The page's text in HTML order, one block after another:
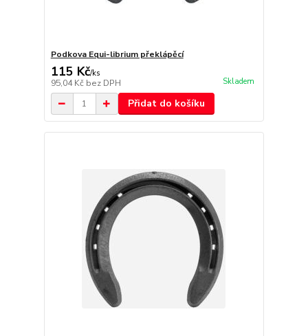
Podkova Equi-librium překlápěcí
115 Kč/ks
95,04 Kč bez DPH Skladem
Přidat do košíku